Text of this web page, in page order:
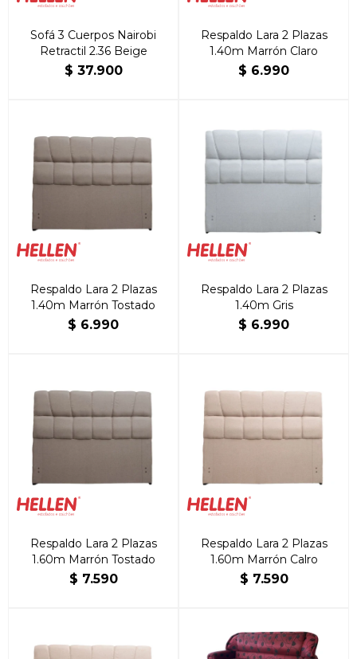
Sofá 3 Cuerpos Nairobi
Retractil 2.36 Beige
$ 37.900
Respaldo Lara 2 Plazas
1.40m Marrón Claro
$ 6.990
Respaldo Lara 2 Plazas
1.40m Marrón Tostado
$ 6.990
Respaldo Lara 2 Plazas
1.40m Gris
$ 6.990
Respaldo Lara 2 Plazas
1.60m Marrón Tostado
$ 7.590
Respaldo Lara 2 Plazas
1.60m Marrón Calro
$ 7.590